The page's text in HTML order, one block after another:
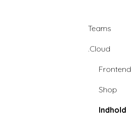
Teams
Education
Education -
.Cloud
Frontend
Shop
Indhold